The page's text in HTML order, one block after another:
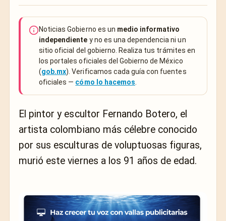
Noticias Gobierno es un medio informativo
independiente y no es una dependencia ni un
sitio oficial del gobierno. Realiza tus trámites en
los portales oficiales del Gobierno de México
(gob.mx). Verificamos cada guía con fuentes
oficiales — cómo lo hacemos
El pintor y escultor Fernando Botero, el
artista colombiano más célebre conocido
por sus esculturas de voluptuosas figuras,
murió este viernes a los 91 años de edad.